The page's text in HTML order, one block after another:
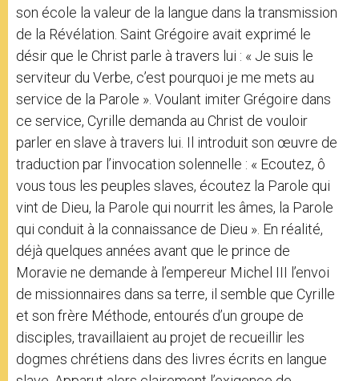
son école la valeur de la langue dans la transmission
de la Révélation. Saint Grégoire avait exprimé le
désir que le Christ parle à travers lui : « Je suis le
serviteur du Verbe, c’est pourquoi je me mets au
service de la Parole ». Voulant imiter Grégoire dans
ce service, Cyrille demanda au Christ de vouloir
parler en slave à travers lui. Il introduit son œuvre de
traduction par l’invocation solennelle : « Ecoutez, ô
vous tous les peuples slaves, écoutez la Parole qui
vint de Dieu, la Parole qui nourrit les âmes, la Parole
qui conduit à la connaissance de Dieu ». En réalité,
déjà quelques années avant que le prince de
Moravie ne demande à l’empereur Michel III l’envoi
de missionnaires dans sa terre, il semble que Cyrille
et son frère Méthode, entourés d’un groupe de
disciples, travaillaient au projet de recueillir les
dogmes chrétiens dans des livres écrits en langue